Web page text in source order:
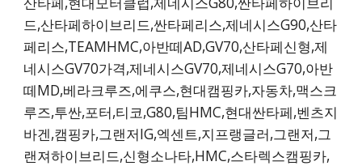
드,산타페하이브리드,싼타페리스,제네시스G90,산타
페리스,TEAMHMC,아반떼AD,GV70,산타페신형,제
네시스GV70가격,제네시스GV70,제네시스G70,아반
떼MD,베라크루즈,에쿠스,현대캠핑카,자동차,맥스크
루즈,투싼,포터,티코,G80,팀HMC,현대싼타페,벤츠지
바겐,캠핑카,그랜저IG,엑센트,지프랭글러,그랜저,그
랜져하이브리드,신형소나타,HMC,스타렉스캠핑카,